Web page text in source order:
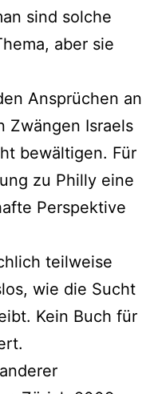
sind solche
aber sie
Ansprüchen an
Zwängen Israels
bewältigen. Für
zu Philly eine
Perspektive
teilweise
wie die Sucht
Kein Buch für